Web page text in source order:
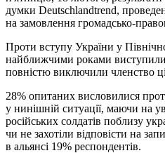
думки Deutschlandtrend,
на замовлення громадсько-
Проти вступу України у
найближчими роками
повністю виключили членство
28% опитаних висловилися
у нинішній ситуації, маючи на
російських солдатів поблизу
чи не захотіли відповісти на
в альянсі 19% респондентів.